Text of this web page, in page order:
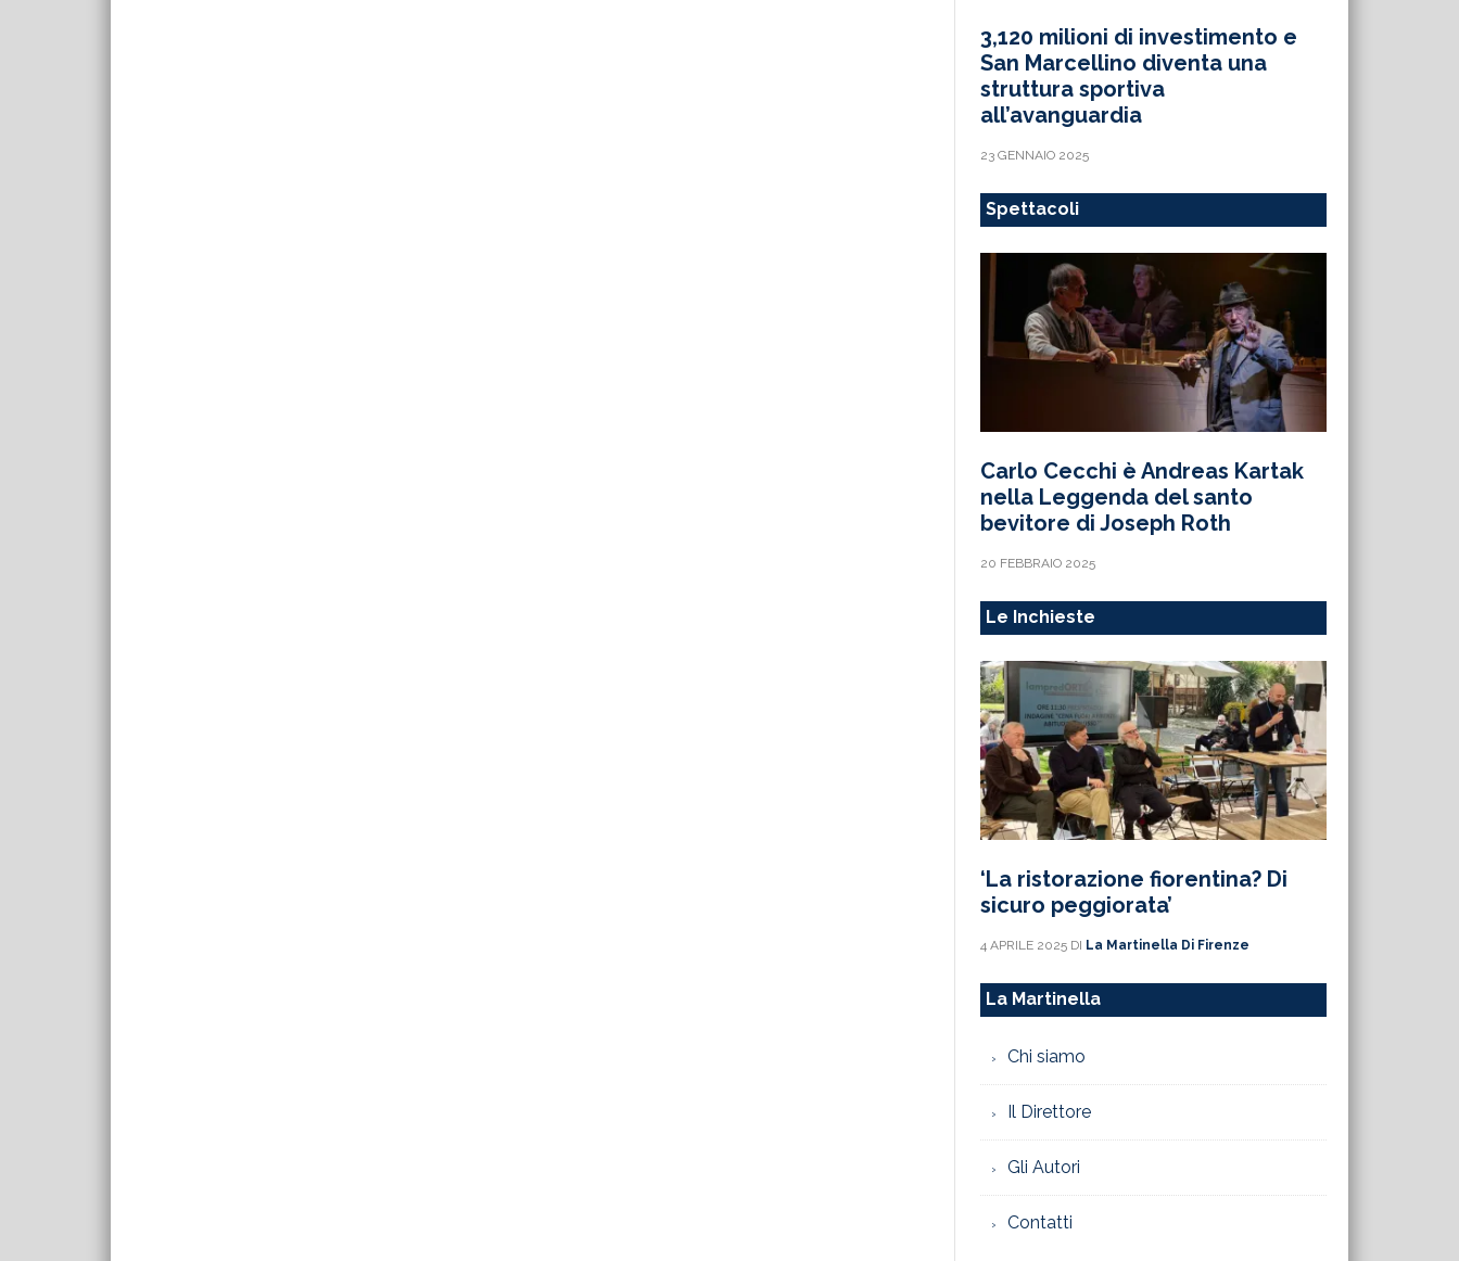
3,120 milioni di investimento e
San Marcellino diventa una
struttura sportiva
all’avanguardia
23 GENNAIO 2025
Spettacoli
Carlo Cecchi è Andreas Kartak
nella Leggenda del santo
bevitore di Joseph Roth
20 FEBBRAIO 2025
Le Inchieste
‘La ristorazione fiorentina? Di
sicuro peggiorata’
4 APRILE 2025 DI La Martinella Di Firenze
La Martinella
Chi siamo
Il Direttore
Gli Autori
Contatti